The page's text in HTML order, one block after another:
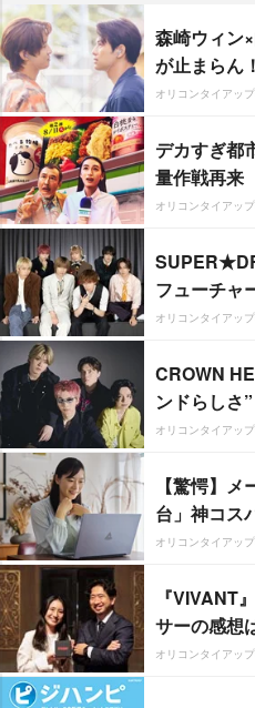
森崎ウィン
が止まらん！
オリコンタイアッ
デカすぎ都
量作戦再来
オリコンタイアッ
フューチャ
オリコンタイアッ
CROWN
ンドらしさ”
オリコンタイアッ
【驚愕】
台」神コス
オリコンタイアッ
『VIVANT
サーの感想
オリコンタイアッ